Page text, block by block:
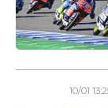
10/01